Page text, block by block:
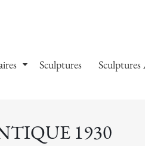
Sculptures Sculptures
1930